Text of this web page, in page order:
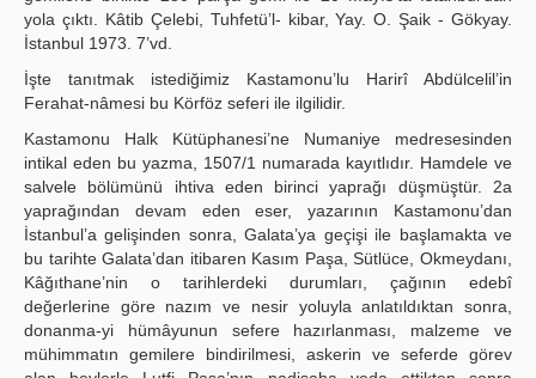
yola çıktı. Kâtib Çelebi, Tuhfetü’l- kibar, Yay. O. Şaik - Gökyay.
İstanbul 1973. 7’vd.
İşte tanıtmak istediğimiz Kastamonu’lu Harirî Abdülcelil’in
Ferahat-nâmesi bu Körföz seferi ile ilgilidir.
Kastamonu Halk Kütüphanesi’ne Numaniye medresesinden
intikal eden bu yazma, 1507/1 numarada kayıtlıdır. Hamdele ve
salvele bölümünü ihtiva eden birinci yaprağı düşmüştür. 2a
yaprağından devam eden eser, yazarının Kastamonu’dan
İstanbul’a gelişinden sonra, Galata’ya geçişi ile başlamakta ve
bu tarihte Galata’dan itibaren Kasım Paşa, Sütlüce, Okmeydanı,
Kâğıthane’nin o tarihlerdeki durumları, çağının edebî
değerlerine göre nazım ve nesir yoluyla anlatıldıktan sonra,
donanma-yi hümâyunun sefere hazırlanması, malzeme ve
mühimmatın gemilere bindirilmesi, askerin ve seferde görev